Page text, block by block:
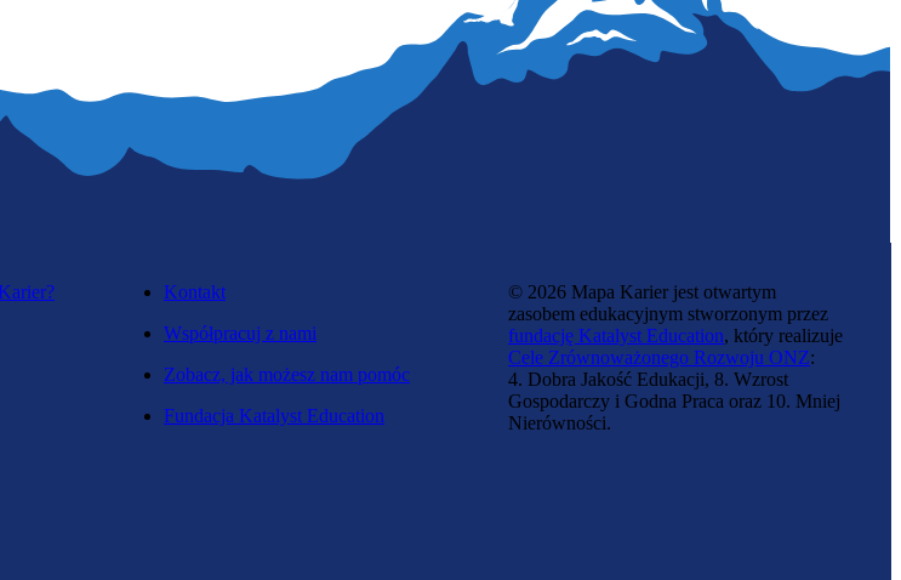
Kontakt
Współpracuj z nami
Zobacz, jak możesz nam pomóc
Fundacja Katalyst Education
© 2026 Mapa Karier jest otwartym
zasobem edukacyjnym stworzonym przez
fundację Katalyst Education, który realizuje
Cele Zrównoważonego Rozwoju ONZ:
4. Dobra Jakość Edukacji, 8. Wzrost
Gospodarczy i Godna Praca oraz 10. Mniej
Nierówności.